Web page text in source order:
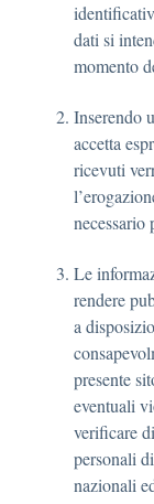
dati si
momento
Inserendo
accetta
ricevuti
necessario
Le
rendere
a
presente
eventuali
verificare
personali
nazionali